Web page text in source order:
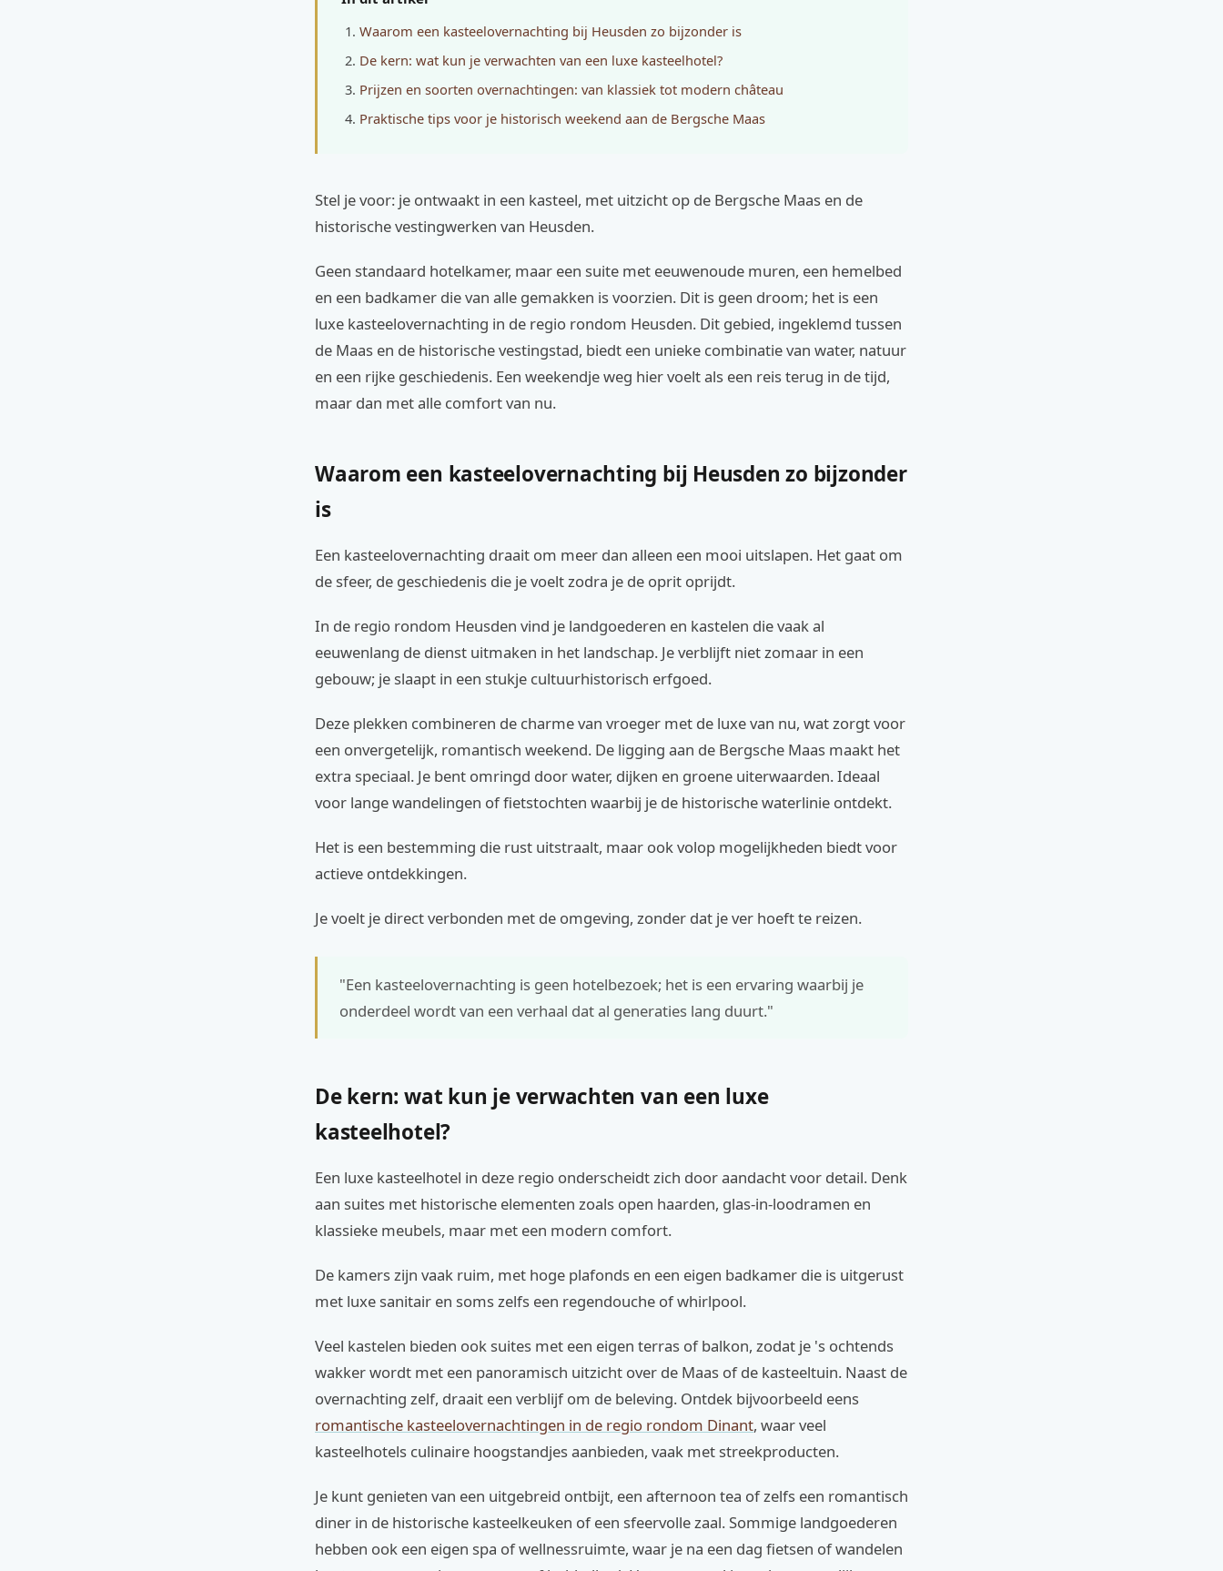
Waarom een kasteelovernachting bij Heusden zo bijzonder is
De kern: wat kun je verwachten van een luxe kasteelhotel?
Prijzen en soorten overnachtingen: van klassiek tot modern château
Praktische tips voor je historisch weekend aan de Bergsche Maas
Stel je voor: je ontwaakt in een kasteel, met uitzicht op de Bergsche Maas en de
historische vestingwerken van Heusden.
Geen standaard hotelkamer, maar een suite met eeuwenoude muren, een hemelbed
en een badkamer die van alle gemakken is voorzien. Dit is geen droom; het is een
luxe kasteelovernachting in de regio rondom Heusden. Dit gebied, ingeklemd tussen
de Maas en de historische vestingstad, biedt een unieke combinatie van water, natuur
en een rijke geschiedenis. Een weekendje weg hier voelt als een reis terug in de tijd,
maar dan met alle comfort van nu.
Waarom een kasteelovernachting bij Heusden zo bijzonder
is
Een kasteelovernachting draait om meer dan alleen een mooi uitslapen. Het gaat om
de sfeer, de geschiedenis die je voelt zodra je de oprit oprijdt.
In de regio rondom Heusden vind je landgoederen en kastelen die vaak al
eeuwenlang de dienst uitmaken in het landschap. Je verblijft niet zomaar in een
gebouw; je slaapt in een stukje cultuurhistorisch erfgoed.
Deze plekken combineren de charme van vroeger met de luxe van nu, wat zorgt voor
een onvergetelijk, romantisch weekend. De ligging aan de Bergsche Maas maakt het
extra speciaal. Je bent omringd door water, dijken en groene uiterwaarden. Ideaal
voor lange wandelingen of fietstochten waarbij je de historische waterlinie ontdekt.
Het is een bestemming die rust uitstraalt, maar ook volop mogelijkheden biedt voor
actieve ontdekkingen.
Je voelt je direct verbonden met de omgeving, zonder dat je ver hoeft te reizen.
"Een kasteelovernachting is geen hotelbezoek; het is een ervaring waarbij je
onderdeel wordt van een verhaal dat al generaties lang duurt."
De kern: wat kun je verwachten van een luxe
kasteelhotel?
Een luxe kasteelhotel in deze regio onderscheidt zich door aandacht voor detail. Denk
aan suites met historische elementen zoals open haarden, glas-in-loodramen en
klassieke meubels, maar met een modern comfort.
De kamers zijn vaak ruim, met hoge plafonds en een eigen badkamer die is uitgerust
met luxe sanitair en soms zelfs een regendouche of whirlpool.
Veel kastelen bieden ook suites met een eigen terras of balkon, zodat je 's ochtends
wakker wordt met een panoramisch uitzicht over de Maas of de kasteeltuin. Naast de
overnachting zelf, draait een verblijf om de beleving. Ontdek bijvoorbeeld eens
romantische kasteelovernachtingen in de regio rondom Dinant, waar veel
kasteelhotels culinaire hoogstandjes aanbieden, vaak met streekproducten.
Je kunt genieten van een uitgebreid ontbijt, een afternoon tea of zelfs een romantisch
diner in de historische kasteelkeuken of een sfeervolle zaal. Sommige landgoederen
hebben ook een eigen spa of wellnessruimte, waar je na een dag fietsen of wandelen